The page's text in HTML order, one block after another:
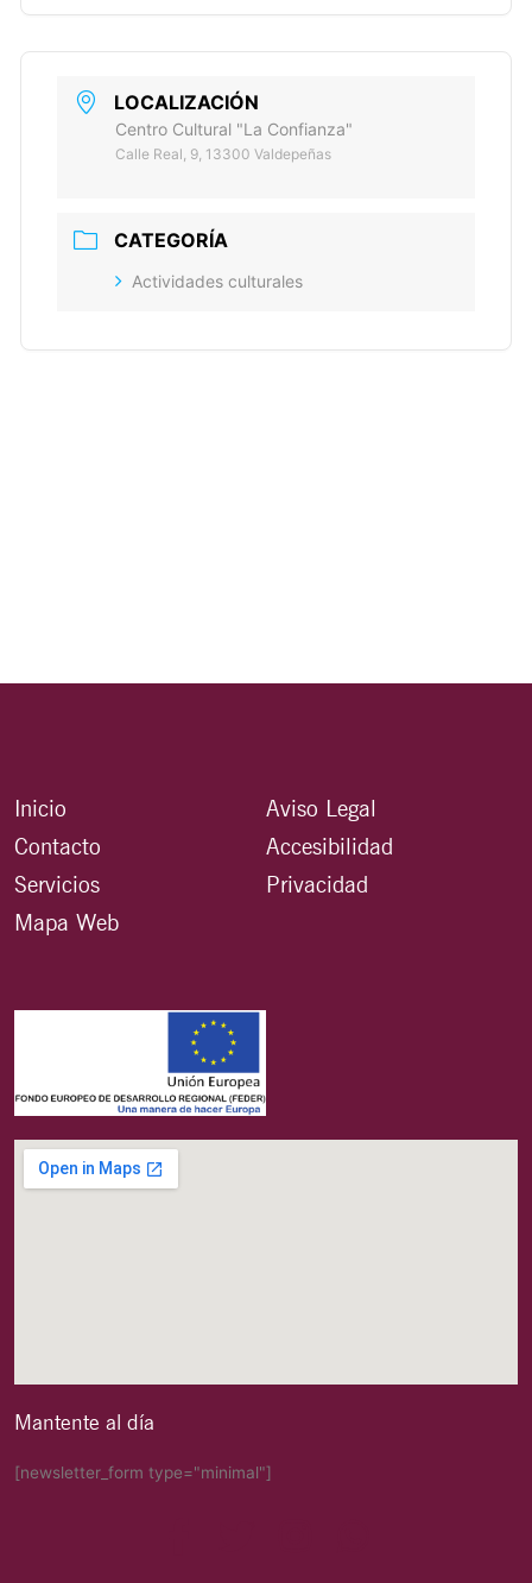
LOCALIZACIÓN
Centro Cultural "La Confianza"
Calle Real, 9, 13300 Valdepeñas
CATEGORÍA
Actividades culturales
Inicio
Contacto
Servicios
Mapa Web
Aviso Legal
Accesibilidad
Privacidad
Mantente al día
[newsletter_form type="minimal"]